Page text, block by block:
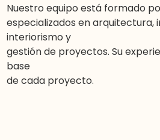
Nuestro equipo está formado po
especializados enarquitectura,i
interiorismo y
gestiónde proyectos. Suexperie
base
decada proyecto.